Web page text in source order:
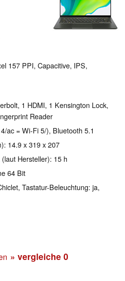
157 PPI, Capacitive, IPS,
1 HDMI, 1 Kensington Lock,
Reader
ac = Wi-Fi 5/), Bluetooth 5.1
14.9 x 319 x 207
Hersteller): 15 h
64 Bit
Tastatur-Beleuchtung: ja,
» vergleiche 0